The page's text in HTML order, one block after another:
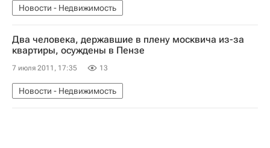
Новости - Недвижимость
Два человека, державшие в плену москвича из-за
квартиры, осуждены в Пензе
7 июля 2011, 17:35 13
Новости - Недвижимость